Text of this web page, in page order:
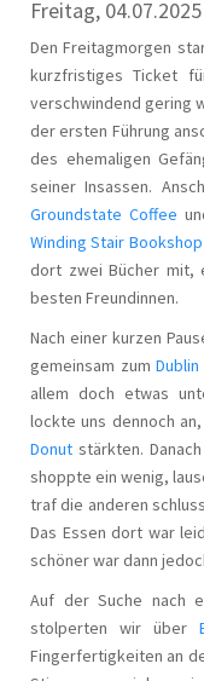
Freitag, 04.07.2025
Den Freitagmorgen
kurzfristiges Ticket
verschwindend gering
der ersten Führung
des ehemaligen
seiner Insassen.
Groundstate Coffee
Winding Stair Bookshop
dort zwei Bücher mit,
besten Freundinnen.
Nach einer kurzen
gemeinsam zum
allem doch etwas
lockte uns dennoch
Donut stärkten.
shoppte ein wenig,
traf die anderen
Das Essen dort war
schöner war dann
Auf der Suche nach
stolperten wir über
Fingerfertigkeiten an